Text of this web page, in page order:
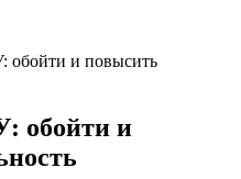
обойти и повысить
обойти и